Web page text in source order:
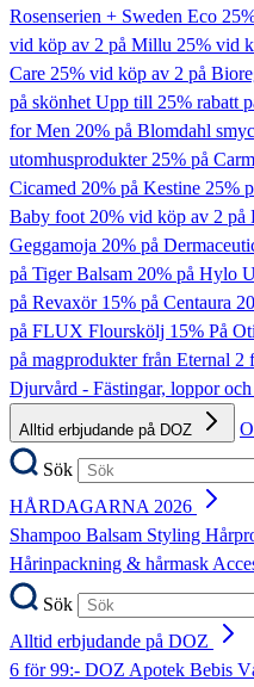
Rosenserien + Sweden Eco
vid köp av 2 på Millu 25% vid
Care 25% vid köp av 2 på
på skönhetUpp till 25% rabatt
for Men 20% på Blomdahl
utomhusprodukter25% på
Cicamed 20% på Kestine 25%
Baby foot20% vid köp av 2 på
Geggamoja 20% på
på Tiger Balsam 20% på Hylo
på Revaxör 15% på Centaura
på FLUX Flourskölj 15% På
på magprodukter från Eternal 2
Djurvård - Fästingar, loppor och
Alltid erbjudande på DOZ
Sök
HÅRDAGARNA 2026
Shampoo Balsam Styling
Hårinpackning & hårmask
Sök
Alltid erbjudande på DOZ
6 för 99:- DOZ Apotek Bebis